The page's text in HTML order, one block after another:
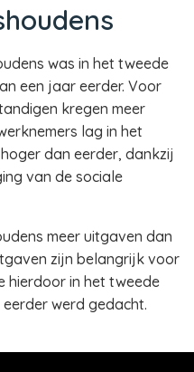
was in het tweede
een jaar eerder. Voor
kregen meer
lag in het
dan eerder, dankzij
van de sociale
meer uitgaven dan
zijn belangrijk voor
hierdoor in het tweede
werd gedacht.